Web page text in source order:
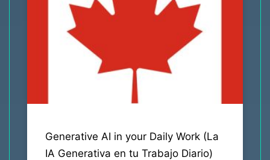
Generative AI in your Daily Work (La
IA Generativa en tu Trabajo Diario)